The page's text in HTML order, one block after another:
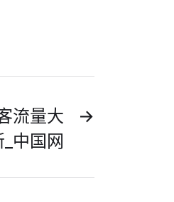
→
流量大
中国网